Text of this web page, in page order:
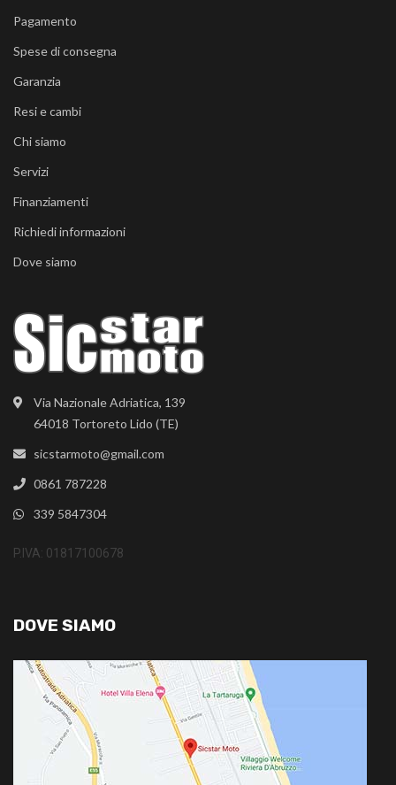
Via Nazionale Adriatica, 139
64018 Tortoreto Lido (TE)
sicstarmoto@gmail.com
0861 787228
339 5847304
P.IVA: 01817100678
Pagamento
Spese di consegna
Garanzia
Resi e cambi
Chi siamo
Servizi
Finanziamenti
Richiedi informazioni
Dove siamo
DOVE SIAMO